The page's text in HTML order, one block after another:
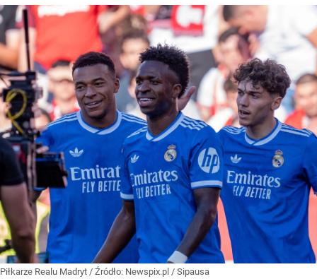
Piłkarze Realu Madryt / Źródło: Newspix.pl / Sipausa